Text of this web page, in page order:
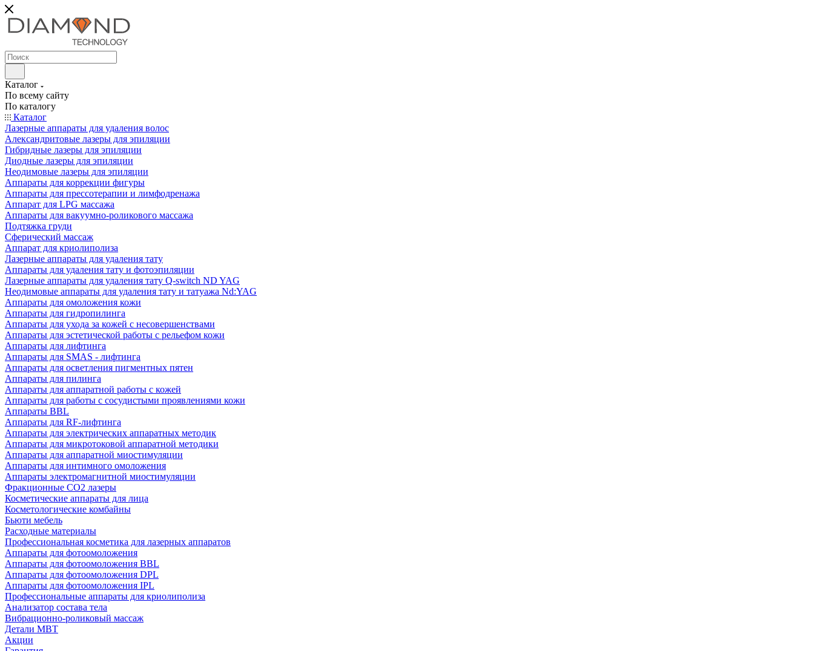
Каталог
По всему сайту
По каталогу
Каталог
Лазерные аппараты для удаления волос
Александритовые лазеры для эпиляции
Гибридные лазеры для эпиляции
Диодные лазеры для эпиляции
Неодимовые лазеры для эпиляции
Аппараты для коррекции фигуры
Аппараты для прессотерапии и лимфодренажа
Аппарат для LPG массажа
Аппараты для вакуумно-роликового массажа
Подтяжка груди
Сферический массаж
Аппарат для криолиполиза
Лазерные аппараты для удаления тату
Аппараты для удаления тату и фотоэпиляции
Лазерные аппараты для удаления тату Q-switch ND YAG
Неодимовые аппараты для удаления тату и татуажа Nd:YAG
Аппараты для омоложения кожи
Аппараты для гидропилинга
Аппараты для ухода за кожей с несовершенствами
Аппараты для эстетической работы с рельефом кожи
Аппараты для лифтинга
Аппараты для SMAS - лифтинга
Аппараты для осветления пигментных пятен
Аппараты для пилинга
Аппараты для аппаратной работы с кожей
Аппараты для работы с сосудистыми проявлениями кожи
Аппараты BBL
Аппараты для RF-лифтинга
Аппараты для электрических аппаратных методик
Аппараты для микротоковой аппаратной методики
Аппараты для аппаратной миостимуляции
Аппараты для интимного омоложения
Аппараты электромагнитной миостимуляции
Фракционные CO2 лазеры
Косметические аппараты для лица
Косметологические комбайны
Бьюти мебель
Расходные материалы
Профессиональная косметика для лазерных аппаратов
Аппараты для фотоомоложения
Аппараты для фотоомоложения BBL
Аппараты для фотоомоложения DPL
Аппараты для фотоомоложения IPL
Профессиональные аппараты для криолиполиза
Анализатор состава тела
Вибрационно-роликовый массаж
Детали MBT
Акции